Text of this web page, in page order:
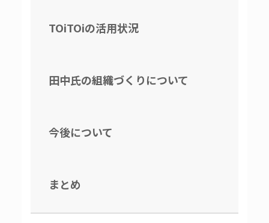
TOiTOiの活用状況
田中氏の組織づくりについて
今後について
まとめ